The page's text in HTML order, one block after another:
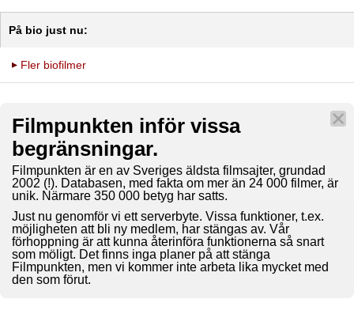
På bio just nu:
Fler biofilmer
Filmpunkten inför vissa
begränsningar.
Filmpunkten är en av Sveriges äldsta filmsajter, grundad
2002 (!). Databasen, med fakta om mer än 24 000 filmer, är
unik. Närmare 350 000 betyg har satts.
Just nu genomför vi ett serverbyte. Vissa funktioner, t.ex.
möjligheten att bli ny medlem, har stängas av. Vår
förhoppning är att kunna återinföra funktionerna så snart
som möligt. Det finns inga planer på att stänga
Filmpunkten, men vi kommer inte arbeta lika mycket med
den som förut.